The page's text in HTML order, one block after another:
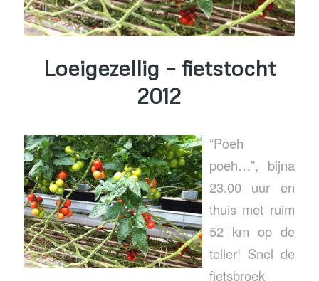
Loeigezellig – fietstocht
2012
“Poeh
poeh…”, bijna
23.00 uur en
thuis met ruim
52 km op de
teller! Snel de
fietsbroek